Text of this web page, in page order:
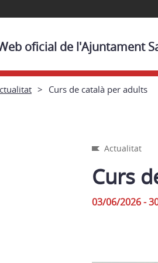
oficial de l'Ajuntament
Curs de català per adults
Actualitat
Curs
03/06/2026 -